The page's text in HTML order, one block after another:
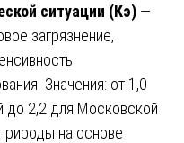
ситуации (Кэ) —
загрязнение,
Значения: от 1,0
до 2,2 для Московской
на основе